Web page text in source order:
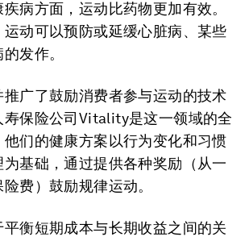
病方面，运动比药物更加有效。
动可以预防或延缓心脏病、某些
发作。
推广了鼓励消费者参与运动的技术
寿保险公司Vitality是这一领域的全
们的健康方案以行为变化和习惯
基础，通过提供各种奖励（从一
费）鼓励规律运动。
衡短期成本与长期收益之间的关